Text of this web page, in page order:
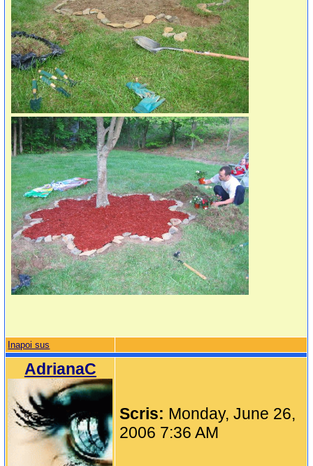
Inapoi sus
AdrianaC
Scris: Monday, June 26,
2006 7:36 AM